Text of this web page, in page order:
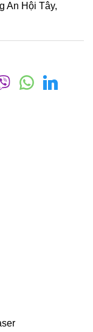
An Hội Tây,